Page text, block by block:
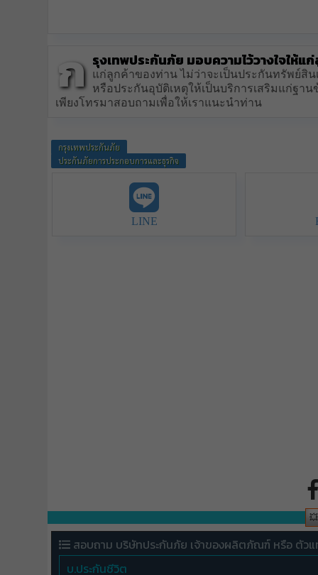
ก รุงเทพประกันภัย มอบความไว้วางใจให้แ
แก่ลูกค้าของท่าน ไม่ว่าจะเป็นประกันทรัพย์สิ
หรือประกันอุบัติเหตุให้เป็นบริการเสริมแก่ฐ
เพียงโทรมาสอบถามเพื่อให้เราแนะนำท่าน
กรุงเทพประกันภัย
ประกันภัยการประกอบการและธุรกิจ
LINE
สอบถาม บริษัทประกันภัย เจ้าของผลิตภัณฑ์ หรือ ตัว
บ.ประกันชีวิต